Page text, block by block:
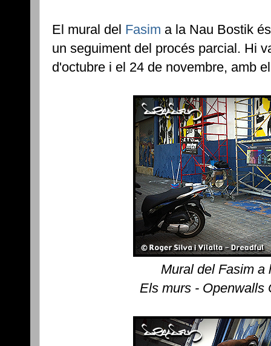
El mural del Fasim a la Nau Bostik
un seguiment del procés parcial. Hi
d'octubre i el 24 de novembre, amb
Mural del Fasim a
Els murs - Openwalls